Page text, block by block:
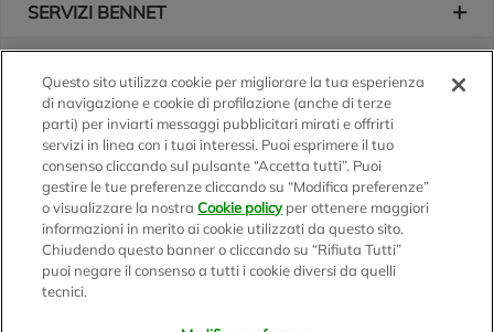
SERVIZI BENNET
Logo Bennet
Seguici sui nostri canali
Scarica l'app
Questo sito utilizza cookie per migliorare la tua esperienza
di navigazione e cookie di profilazione (anche di terze
parti) per inviarti messaggi pubblicitari mirati e offrirti
servizi in linea con i tuoi interessi. Puoi esprimere il tuo
consenso cliccando sul pulsante “Accetta tutti”. Puoi
gestire le tue preferenze cliccando su “Modifica preferenze”
o visualizzare la nostraCookie policyper ottenere maggiori
informazioni in merito ai cookie utilizzati da questo sito.
Chiudendo questo banner o cliccando su “Rifiuta Tutti”
puoi negare il consenso a tutti i cookie diversi da quelli
tecnici.